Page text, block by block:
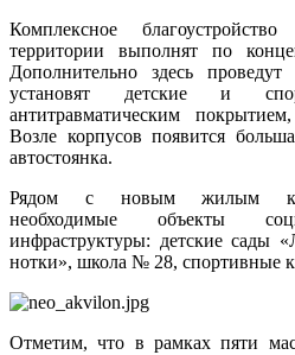
Комплексное
территории выполнят по
Дополнительно здесь проведут
установят детские и
антитравматическим
Возле корпусов появится
автостоянка.
Рядом с новым жилым
необходимые объекты
инфраструктуры: детские сады
нотки», школа № 28, спортивные
Отметим, что в рамках пяти